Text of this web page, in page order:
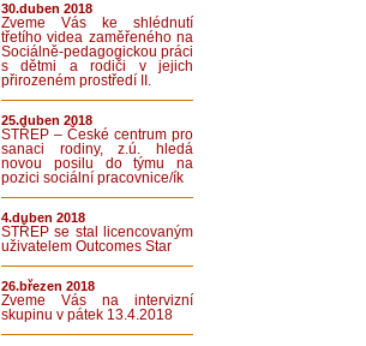
30.duben 2018
Zveme Vás ke shlédnutí
třetího videa zaměřeného na
Sociálně-pedagogickou práci
s dětmi a rodiči v jejich
přirozeném prostředí II.
25.duben 2018
STŘEP – České centrum pro
sanaci rodiny, z.ú. hledá
novou posilu do týmu na
pozici sociální pracovnice/ík
4.duben 2018
STŘEP se stal licencovaným
uživatelem Outcomes Star
26.březen 2018
Zveme Vás na intervizní
skupinu v pátek 13.4.2018